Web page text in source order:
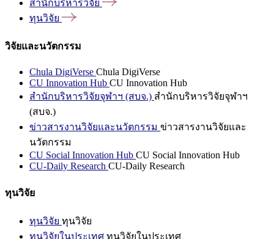
สำนักบริหารวิจัย
ทุนวิจัย
วิจัยและนวัตกรรม
Chula DigiVerse Chula DigiVerse
CU Innovation Hub CU Innovation Hub
สำนักบริหารวิจัยจุฬาฯ (สบจ.) สำนักบริหารวิจัยจุฬาฯ
(สบจ.)
ข่าวสารงานวิจัยและนวัตกรรม ข่าวสารงานวิจัยและ
นวัตกรรม
CU Social Innovation Hub CU Social Innovation Hub
CU-Daily Research CU-Daily Research
ทุนวิจัย
ทุนวิจัย ทุนวิจัย
ทุนวิจัยในประเทศ ทุนวิจัยในประเทศ